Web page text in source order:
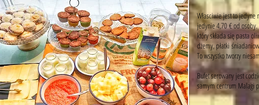
Własciwie jest to
jedynie 4,70 € od osoby.
który składa się pasta
dżemy, płatki
To wszystko tworzy
Bufet serowany jest
samym centrum Malagi